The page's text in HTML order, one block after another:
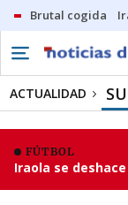
Brutal cogida
ACTUALIDAD
FÚTBOL
Iraola se